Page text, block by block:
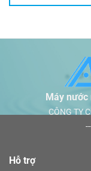
Máy
CÔNG TY
Hỗ trợ